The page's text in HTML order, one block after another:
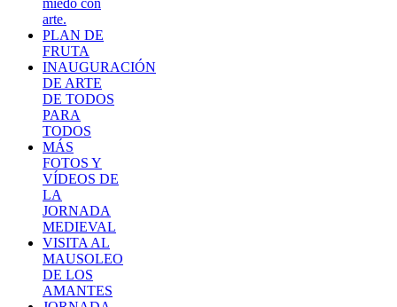
arte.
PLAN DE
FRUTA
INAUGURACIÓN
DE ARTE
DE TODOS
PARA
TODOS
MÁS
FOTOS Y
VÍDEOS DE
LA
JORNADA
MEDIEVAL
VISITA AL
MAUSOLEO
DE LOS
AMANTES